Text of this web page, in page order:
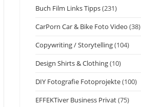
Buch Film Links Tipps(231)
CarPorn Car & Bike Foto Video (38)
Copywriting / Storytelling(104)
Design Shirts & Clothing(10)
DIY Fotografie Fotoprojekte(100)
EFFEKTiver Business Privat(75)